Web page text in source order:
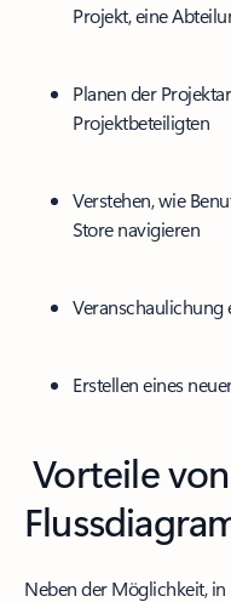
Projekt, eine
Planen der
Projektbeteiligten
Verstehen, wie
Store navigieren
Veranschaulichung
Erstellen eines
Vorteile von
Neben der Möglichkeit,